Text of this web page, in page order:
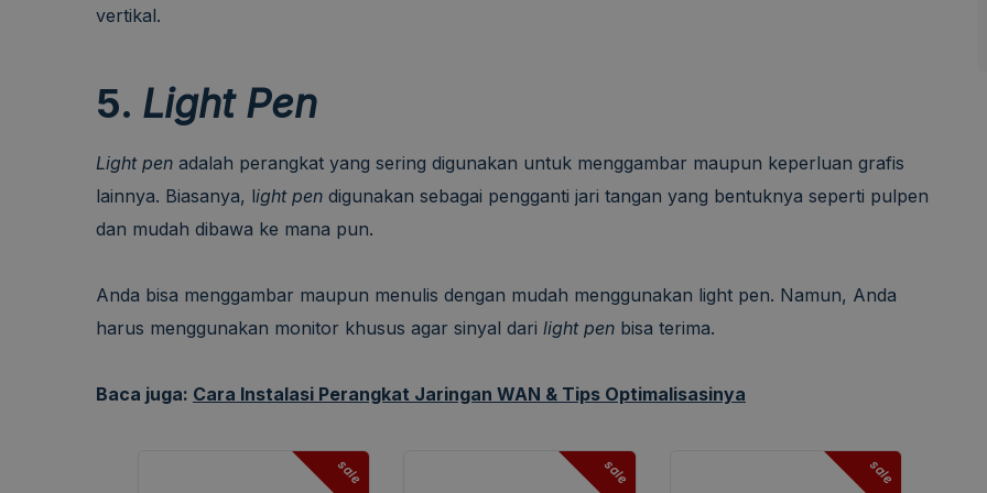
vertikal.
5. Light Pen
Light pen adalah perangkat yang sering digunakan untuk menggambar maupun keperluan grafis
lainnya. Biasanya, light pen digunakan sebagai pengganti jari tangan yang bentuknya seperti pulpen
dan mudah dibawa ke mana pun.
Anda bisa menggambar maupun menulis dengan mudah menggunakan light pen. Namun, Anda
harus menggunakan monitor khusus agar sinyal dari light pen bisa terima.
Baca juga: Cara Instalasi Perangkat Jaringan WAN & Tips Optimalisasinya
sale sale sale